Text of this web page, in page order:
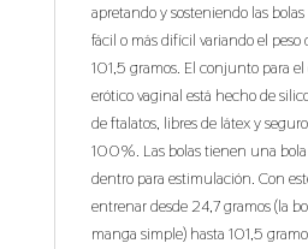
apretando y sosteniendo las
fácil o más difícil variando el peso
101,5 gramos. El conjunto para
erótico vaginal está hecho de
de ftalatos, libres de látex y
100%. Las bolas tienen una
dentro para estimulación. Con
entrenar desde 24,7 gramos (la
manga simple) hasta 101,5